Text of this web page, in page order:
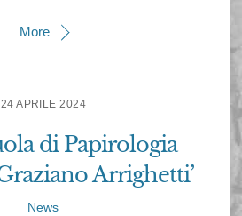
More
24 APRILE 2024
di Papirologia
Arrighetti’
News